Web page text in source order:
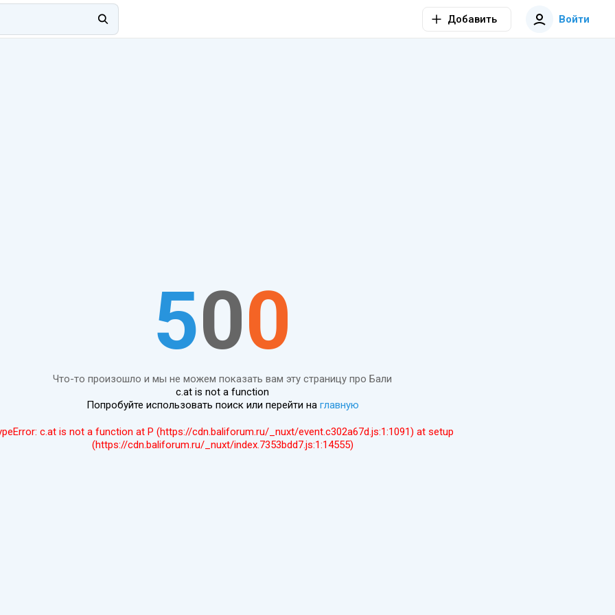
Добавить Войти
500
Что-то произошло и мы не можем показать вам эту страницу про Бали
c.at is not a function
Попробуйте использовать поиск или перейти на главную
c.at is not a function at P (https://cdn.baliforum.ru/_nuxt/event.c302a67d.js:1:1091) at setup
(https://cdn.baliforum.ru/_nuxt/index.7353bdd7.js:1:14555)